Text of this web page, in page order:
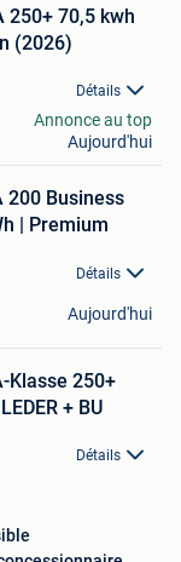
250+ 70,5 kwh
(2026)
Détails
Annonce au top
Aujourd'hui
200 Business
| Premium
Détails
Aujourd'hui
Klasse 250+
+ BU
Détails